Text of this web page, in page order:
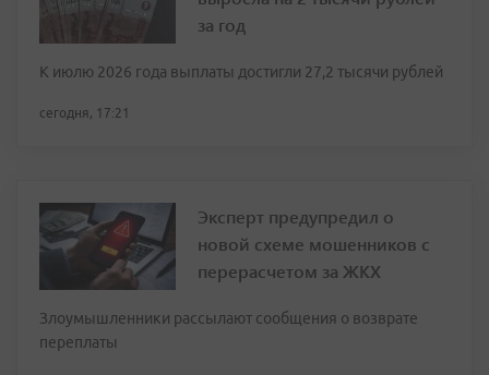
за год
К июлю 2026 года выплаты достигли 27,2 тысячи рублей
сегодня, 17:21
Эксперт предупредил о
новой схеме мошенников с
перерасчетом за ЖКХ
Злоумышленники рассылают сообщения о возврате
переплаты